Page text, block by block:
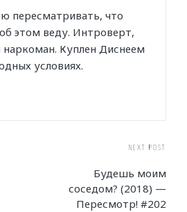
пересматривать, что
этом веду. Интроверт,
Куплен Диснеем
условиях.
NEXT POST
Будешь моим
соседом? (2018) —
Пересмотр! #202